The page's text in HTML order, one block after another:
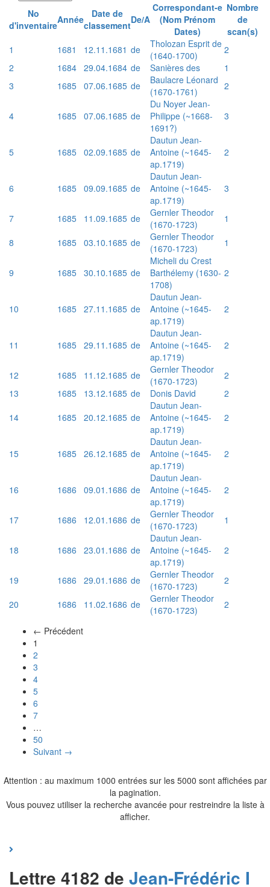
No
d'inventaireAnnée
Date de
classementDe/A
Correspondant-e
(Nom Prénom
Dates)
Nombre
de
scan(s)
1
1681 12.11.1681 de
Tholozan Esprit de
(1640-1700)
2
2
1684 29.04.1684 de Sanières des
1
3
1685 07.06.1685 de
Baulacre Léonard
(1670-1761)
2
4 1685 07.06.1685 de
Du Noyer Jean-
Philippe (~1668-
1691?)
3
5 1685 02.09.1685 de
Dautun Jean-
Antoine (~1645-
ap.1719)
2
6 1685 09.09.1685 de
Dautun Jean-
Antoine (~1645-
ap.1719)
3
7 1685 11.09.1685 de
Gernler Theodor
(1670-1723)
1
8
1685 03.10.1685 de
Gernler Theodor
(1670-1723)
1
9 1685 30.10.1685 de
Micheli du Crest
Barthélemy (1630-
1708)
2
10 1685 27.11.1685 de
Dautun Jean-
Antoine (~1645-
ap.1719)
2
11 1685 29.11.1685 de
Dautun Jean-
Antoine (~1645-
ap.1719)
2
12 1685 11.12.1685 de
Gernler Theodor
(1670-1723)
2
13
1685 13.12.1685 de Donis David
2
14
1685 20.12.1685 de
Dautun Jean-
Antoine (~1645-
ap.1719)
2
15 1685 26.12.1685 de
Dautun Jean-
Antoine (~1645-
ap.1719)
2
16 1686 09.01.1686 de
Dautun Jean-
Antoine (~1645-
ap.1719)
2
17 1686 12.01.1686 de
Gernler Theodor
(1670-1723)
1
18 1686 23.01.1686 de
Dautun Jean-
Antoine (~1645-
ap.1719)
2
19 1686 29.01.1686 de
Gernler Theodor
(1670-1723)
2
20
1686 11.02.1686 de
Gernler Theodor
(1670-1723)
2
← Précédent
1
2
3
4
5
6
7
…
50
Suivant →
Attention : au maximum 1000 entrées sur les 5000 sont affichées par
la pagination.
Vous pouvez utiliser la recherche avancée pour restreindre la liste à
afficher.
Lettre 4182 de Jean-Frédéric I